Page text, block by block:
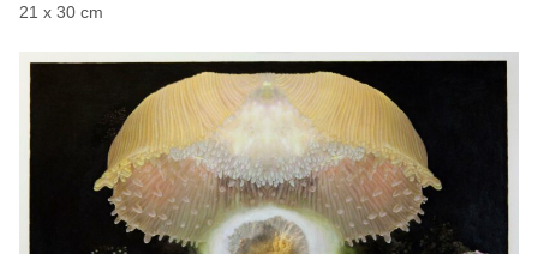
21 x 30 cm